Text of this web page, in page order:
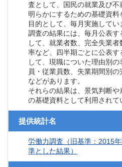
査として、国民の就業及び不
明らかにするための基礎資料
目的として、毎月実施してい
調査の結果には、毎月公表す
して、就業者数、完全失業
率など、四半期ごとに公表す
して、現職についた理由別の
員・従業員数、失業期間別の
などがあります。
それらの結果は、景気判断や
の基礎資料として利用されて
提供統計名
労働力調査（旧基準：2015
準とした結果）